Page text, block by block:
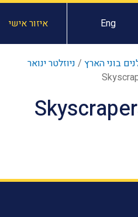
Eng איזור אישי
בוני הארץ / ניוזלטר ינואר